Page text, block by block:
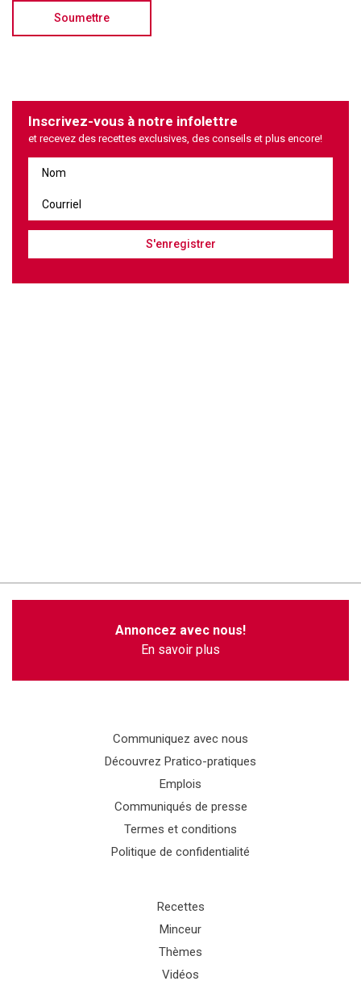
Inscrivez-vous à notre infolettre
et recevez des recettes exclusives, des conseils et plus encore!
Annoncez avec nous!
En savoir plus
Communiquez avec nous
Découvrez Pratico-pratiques
Emplois
Communiqués de presse
Termes et conditions
Politique de confidentialité
Recettes
Minceur
Thèmes
Vidéos